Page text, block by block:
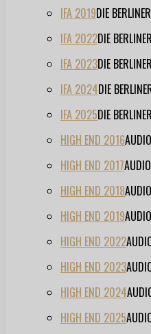
IFA 2019DIE
IFA 2022DIE
IFA 2023DIE
IFA 2024DIE
IFA 2025DIE
HIGH END 2016
HIGH END 2017
HIGH END 2018
HIGH END 2019
HIGH END 2022
HIGH END 2023
HIGH END 2024
HIGH END 2025